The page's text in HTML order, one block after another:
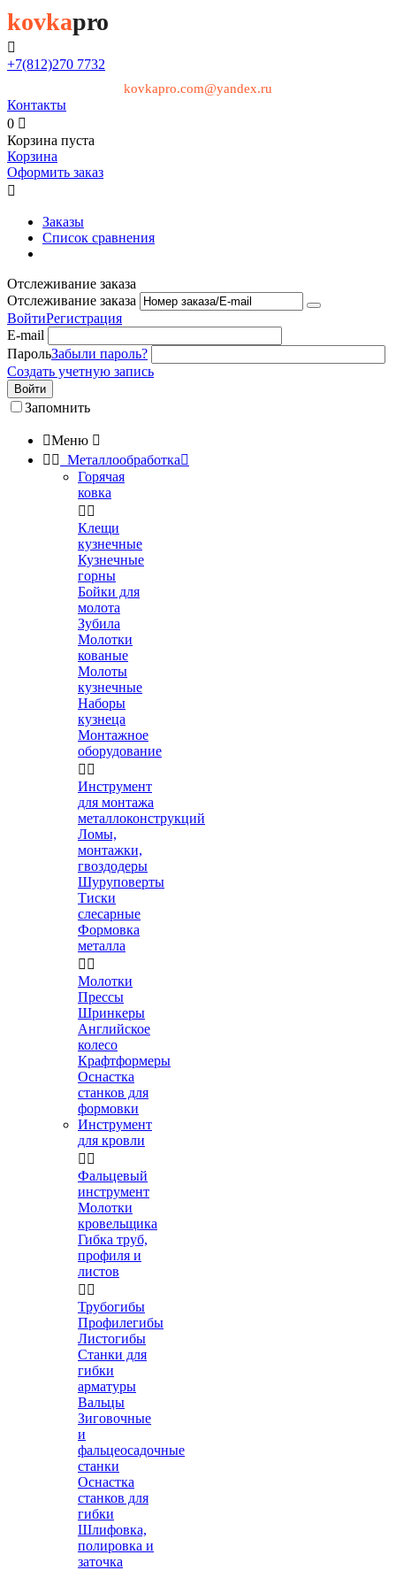
kovkapro

+7(812)270 7732
kovkapro.com@yandex.ru
Контакты
0 
Корзина пуста
Корзина
Оформить заказ

Заказы
Список сравнения
Отслеживание заказа
Отслеживание заказа
ВойтиРегистрация
E-mail
ПарольЗабыли пароль?
Создать учетную запись
Войти
Запомнить
Меню 
  Металлообработка
Горячая
ковка
 
Клещи
кузнечные
Кузнечные
горны
Бойки для
молота
Зубила
Молотки
кованые
Молоты
кузнечные
Наборы
кузнеца
Монтажное
оборудование
 
Инструмент
для монтажа
металлоконструкций
Ломы,
монтажки,
гвоздодеры
Шуруповерты
Тиски
слесарные
Формовка
металла
 
Молотки
Прессы
Шринкеры
Английское
колесо
Крафтформеры
Оснастка
станков для
формовки
Инструмент
для кровли
 
Фальцевый
инструмент
Молотки
кровельщика
Гибка труб,
профиля и
листов
 
Трубогибы
Профилегибы
Листогибы
Станки для
гибки
арматуры
Вальцы
Зиговочные
и
фальцеосадочные
станки
Оснастка
станков для
гибки
Шлифовка,
полировка и
заточка